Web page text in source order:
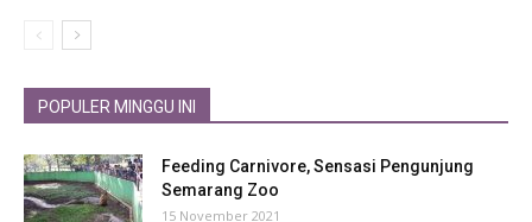
POPULER MINGGU INI
Feeding Carnivore, Sensasi Pengunjung
Semarang Zoo
15 November 2021